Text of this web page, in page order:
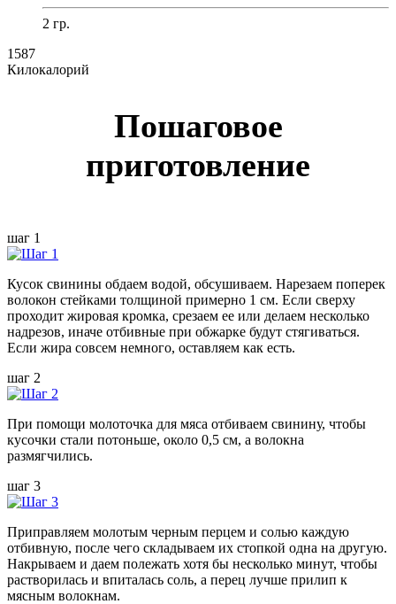
2 гр.
1587
Килокалорий
Пошаговое
приготовление
шаг 1
Кусок свинины обдаем водой, обсушиваем. Нарезаем поперек
волокон стейками толщиной примерно 1 см. Если сверху
проходит жировая кромка, срезаем ее или делаем несколько
надрезов, иначе отбивные при обжарке будут стягиваться.
Если жира совсем немного, оставляем как есть.
шаг 2
При помощи молоточка для мяса отбиваем свинину, чтобы
кусочки стали потоньше, около 0,5 см, а волокна
размягчились.
шаг 3
Приправляем молотым черным перцем и солью каждую
отбивную, после чего складываем их стопкой одна на другую.
Накрываем и даем полежать хотя бы несколько минут, чтобы
растворилась и впиталась соль, а перец лучше прилип к
мясным волокнам.